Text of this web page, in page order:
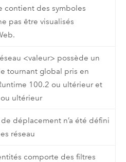
contient des symboles
pas être visualisés
<valeur> possède un
tournant global pris en
100.2 ou ultérieur et
ultérieur
déplacement n’a été défini
réseau
comporte des filtres